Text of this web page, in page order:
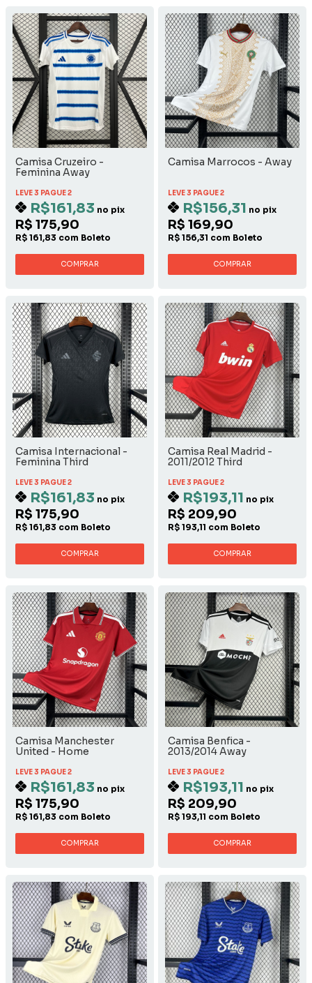
Camisa Cruzeiro -
Feminina Away
LEVE 3 PAGUE 2
R$161,83 no pix
R$ 175,90
R$ 161,83 com Boleto
COMPRAR
Camisa Marrocos - Away
LEVE 3 PAGUE 2
R$156,31 no pix
R$ 169,90
R$ 156,31 com Boleto
COMPRAR
Camisa Internacional -
Feminina Third
LEVE 3 PAGUE 2
R$161,83 no pix
R$ 175,90
R$ 161,83 com Boleto
COMPRAR
Camisa Real Madrid -
2011/2012 Third
LEVE 3 PAGUE 2
R$193,11 no pix
R$ 209,90
R$ 193,11 com Boleto
COMPRAR
Camisa Manchester
United - Home
LEVE 3 PAGUE 2
R$161,83 no pix
R$ 175,90
R$ 161,83 com Boleto
COMPRAR
Camisa Benfica -
2013/2014 Away
LEVE 3 PAGUE 2
R$193,11 no pix
R$ 209,90
R$ 193,11 com Boleto
COMPRAR